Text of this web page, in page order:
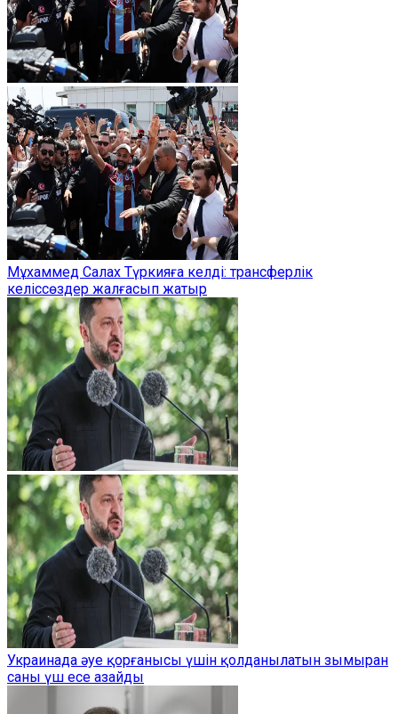
Мұхаммед Салах Түркияға келді: трансферлік
келіссөздер жалғасып жатыр
Украинада әуе қорғанысы үшін қолданылатын зымыран
саны үш есе азайды